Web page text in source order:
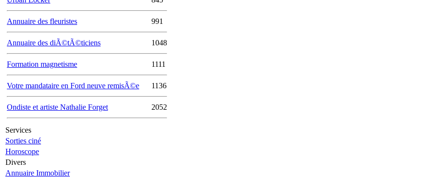
Annuaire des fleuristes 991
Annuaire des diÃ©tÃ©ticiens 1048
Formation magnetisme 1111
Votre mandataire en Ford neuve remisÃ©e 1136
Ondiste et artiste Nathalie Forget 2052
Services
Sorties ciné
Horoscope
Divers
Annuaire Immobilier